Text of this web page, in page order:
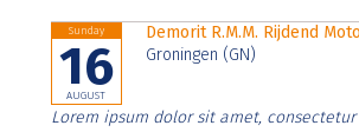
Sunday
16
AUGUST
Demorit R.M.M. Rijdend
Groningen (GN)
Lorem ipsum dolor sit amet,